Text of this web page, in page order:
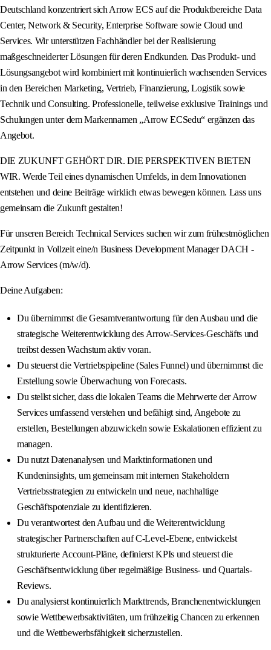
Deutschland konzentriert sich Arrow ECS auf die Produktbereiche Data
Center, Network & Security, Enterprise Software sowie Cloud und
Services. Wir unterstützen Fachhändler bei der Realisierung
maßgeschneiderter Lösungen für deren Endkunden. Das Produkt- und
Lösungsangebot wird kombiniert mit kontinuierlich wachsenden Services
in den Bereichen Marketing, Vertrieb, Finanzierung, Logistik sowie
Technik und Consulting. Professionelle, teilweise exklusive Trainings und
Schulungen unter dem Markennamen „Arrow ECSedu“ ergänzen das
Angebot.
DIE ZUKUNFT GEHÖRT DIR. DIE PERSPEKTIVEN BIETEN
WIR. Werde Teil eines dynamischen Umfelds, in dem Innovationen
entstehen und deine Beiträge wirklich etwas bewegen können. Lass uns
gemeinsam die Zukunft gestalten!
Für unseren Bereich Technical Services suchen wir zum frühestmöglichen
Zeitpunkt in Vollzeit eine/n Business Development Manager DACH -
Arrow Services (m/w/d).
Deine Aufgaben:
Du übernimmst die Gesamtverantwortung für den Ausbau und die
strategische Weiterentwicklung des Arrow-Services-Geschäfts und
treibst dessen Wachstum aktiv voran.
Du steuerst die Vertriebspipeline (Sales Funnel) und übernimmst die
Erstellung sowie Überwachung von Forecasts.
Du stellst sicher, dass die lokalen Teams die Mehrwerte der Arrow
Services umfassend verstehen und befähigt sind, Angebote zu
erstellen, Bestellungen abzuwickeln sowie Eskalationen effizient zu
managen.
Du nutzt Datenanalysen und Marktinformationen und
Kundeninsights, um gemeinsam mit internen Stakeholdern
Vertriebsstrategien zu entwickeln und neue, nachhaltige
Geschäftspotenziale zu identifizieren.
Du verantwortest den Aufbau und die Weiterentwicklung
strategischer Partnerschaften auf C-Level-Ebene, entwickelst
strukturierte Account-Pläne, definierst KPIs und steuerst die
Geschäftsentwicklung über regelmäßige Business- und Quartals-
Reviews.
Du analysierst kontinuierlich Markttrends, Branchenentwicklungen
sowie Wettbewerbsaktivitäten, um frühzeitig Chancen zu erkennen
und die Wettbewerbsfähigkeit sicherzustellen.